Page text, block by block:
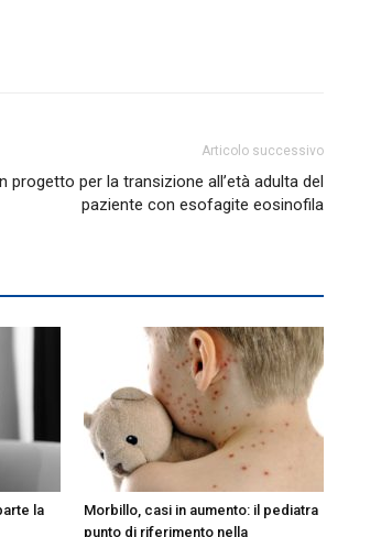
Articolo successivo
progetto per la transizione all’età adulta del
paziente con esofagite eosinofila
la
Morbillo, casi in aumento: il pediatra
punto di riferimento nella